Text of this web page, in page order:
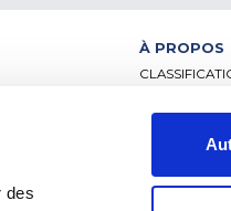
des
À PROPOS
CGV –
MENTIONS
DONNÉES